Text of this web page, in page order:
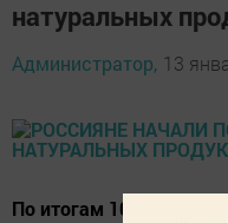
натуральных
Администратор, 13
По итогам 10 месяцев